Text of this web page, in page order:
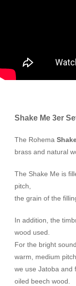
Shake Me 3er
The Rohema
brass and natural
The Shake Me is
pitch,
the grain of the
In addition, the
wood used.
For the bright
warm, medium pitch
we use Jatoba and
oiled beech wood.